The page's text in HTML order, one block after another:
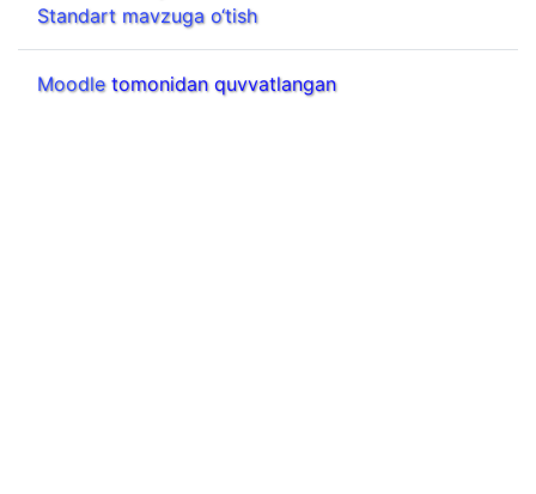
Standart mavzuga o‘tish
Moodletomonidan quvvatlangan